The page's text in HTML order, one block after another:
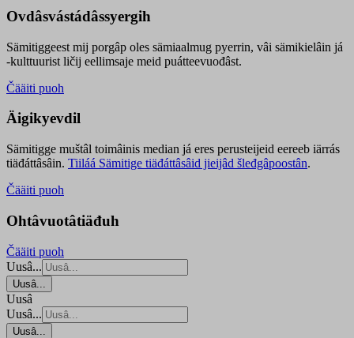
Ovdâsvástádâssyergih
Sämitiggeest mij porgâp oles sämiaalmug pyerrin, vâi sämikielâin já
-kulttuurist ličij eellimsaje meid puátteevuođâst.
Čääiti puoh
Äigikyevdil
Sämitigge muštâl toimâinis median já eres perusteijeid eereeb iärrás
tiäđáttâsâin. Tiiláá Sämitige tiäđáttâsâid jieijâd šleđgâpoostân.
Čääiti puoh
Ohtâvuotâtiäđuh
Čääiti puoh
Uusâ...
Uusâ...
Uusâ
Uusâ...
Uusâ...